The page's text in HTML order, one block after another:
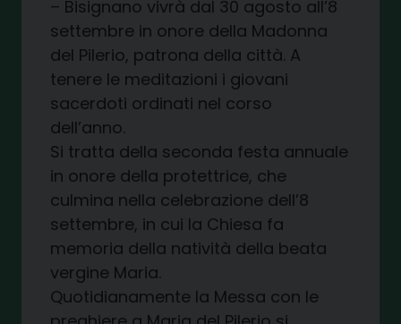
– Bisignano vivrà dal 30 agosto all’8
settembre in onore della Madonna
del Pilerio, patrona della città. A
tenere le meditazioni i giovani
sacerdoti ordinati nel corso
dell’anno.
Si tratta della seconda festa annuale
in onore della protettrice, che
culmina nella celebrazione dell’8
settembre, in cui la Chiesa fa
memoria della natività della beata
vergine Maria.
Quotidianamente la Messa con le